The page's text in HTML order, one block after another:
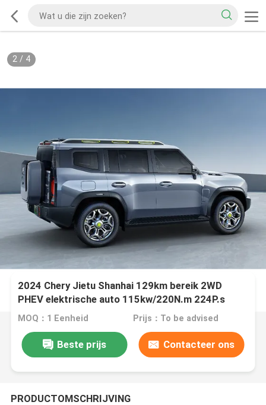
2/ 4
2024 Chery Jietu Shanhai 129km bereik 2WD
PHEV elektrische auto 115kw/220N.m 224P.s
Motorkracht klaar voor verkoop nieuwe energie
MOQ：1 Eenheid Prijs：To be advised
Beste prijs Contacteer ons
PRODUCTOMSCHRIJVING